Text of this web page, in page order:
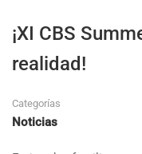
¡XI CBS
realidad!
Categorías
Noticias